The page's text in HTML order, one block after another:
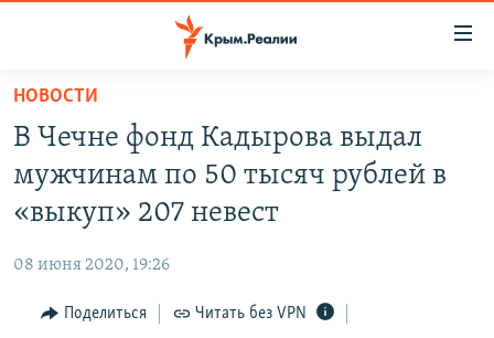
Вернуться
основному
содержанию
Вернутся
главной
Вернутся
СПЕЦПРОЕКТЫ
11 ЛЕТ ОККУПАЦИИ КРЫМА. 11 ИСТОРИЙ СОПРОТИВЛЕНИЯ
ВОДА
ЕЩЕ
ИНТЕРАКТИВ
РАДІО СВОБОДА
НОВОСТИ
В Чечне фонд Кадырова выдал
мужчинам по 50 тысяч рублей в
«выкуп» 207 невест
08 июня 2020, 19:26
Поделиться Читать без VPN